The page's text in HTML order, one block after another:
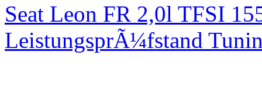
Seat Leon FR 2,0l TFSI
LeistungsprÃ¼fstand